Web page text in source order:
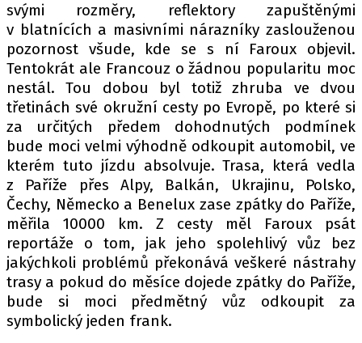
svými rozměry, reflektory zapuštěnými
v blatnících a masivními nárazníky zaslouženou
pozornost všude, kde se s ní Faroux objevil.
Tentokrát ale Francouz o žádnou popularitu moc
nestál. Tou dobou byl totiž zhruba ve dvou
třetinách své okružní cesty po Evropě, po které si
za určitých předem dohodnutých podmínek
bude moci velmi výhodně odkoupit automobil, ve
kterém tuto jízdu absolvuje. Trasa, která vedla
z Paříže přes Alpy, Balkán, Ukrajinu, Polsko,
Čechy, Německo a Benelux zase zpátky do Paříže,
měřila 10000 km. Z cesty měl Faroux psát
reportáže o tom, jak jeho spolehlivý vůz bez
jakýchkoli problémů překonává veškeré nástrahy
trasy a pokud do měsíce dojede zpátky do Paříže,
bude si moci předmětný vůz odkoupit za
symbolický jeden frank.